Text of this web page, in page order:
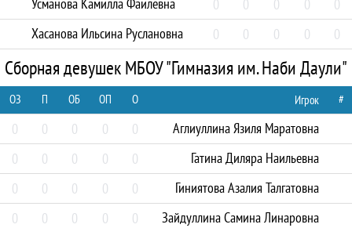
0 0 0 0
0
Хасанова Ильсина Руслановна
0 0 0 0 0
Сборная девушек МБОУ "Гимназия им. Наби Даули"
ОЗ П ОБ ОП О Игрок #
0 0 0 0 0
Аглиуллина Язиля Маратовна
0
0 0 0 0
Гатина Диляра Наильевна
0
0 0 0 0
Гиниятова Азалия Талгатовна
0
0 0 0 0
Зайдуллина Самина Линаровна